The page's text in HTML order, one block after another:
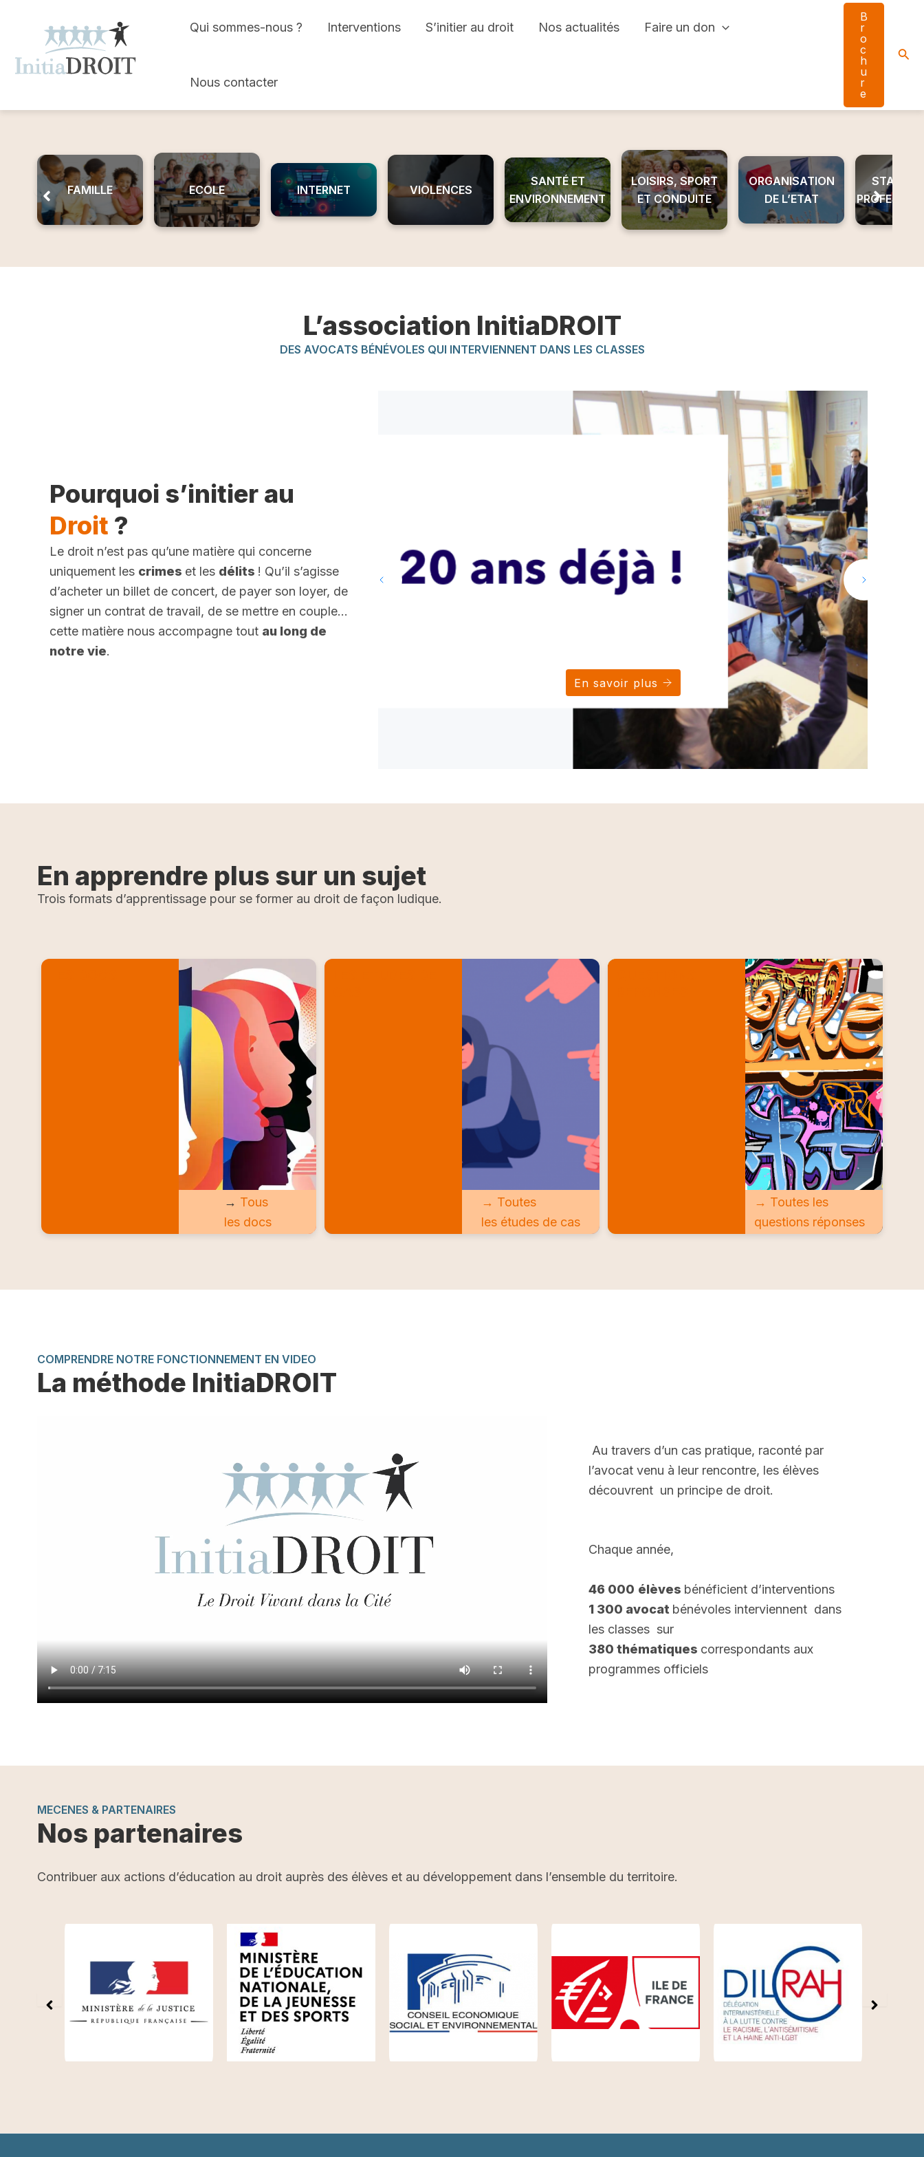
Qui sommes-nous ? Interventions S’initier au droit Nos actualités Faire un don
Nous contacter
B
r
o
c
h
u
r
e
FAMILLE ECOLE INTERNET VIOLENCES
SANTÉ ET
ENVIRONNEMENT
LOISIRS, SPORT
ET CONDUITE
ORGANISATION
DE L’ETAT
STAGE
L’association InitiaDROIT
DES AVOCATS BÉNÉVOLES QUI INTERVIENNENT DANS LES CLASSES
Pourquoi s’initier au
Droit ?
Le droit n’est pas qu’une matière qui concerne
uniquement les crimes et les délits ! Qu’il s’agisse
d’acheter un billet de concert, de payer son loyer, de
signer un contrat de travail, de se mettre en couple…
cette matière nous accompagne tout au long de
notre vie.
En savoir plus
En apprendre plus sur un sujet
Trois formats d’apprentissage pour se former au droit de façon ludique.
→ Tous
les docs
→ Toutes
les études de cas
→ Toutes les
questions réponses
COMPRENDRE NOTRE FONCTIONNEMENT EN VIDEO
La méthode InitiaDROIT
Au travers d’un cas pratique, raconté par
l’avocat venu à leur rencontre, les élèves
découvrent un principe de droit.
Chaque année,
46 000 élèves bénéficient d’interventions
1 300 avocat bénévoles interviennent dans
les classes sur
380 thématiques correspondants aux
programmes officiels
MECENES & PARTENAIRES
Nos partenaires
Contribuer aux actions d’éducation au droit auprès des élèves et au développement dans l’ensemble du territoire.